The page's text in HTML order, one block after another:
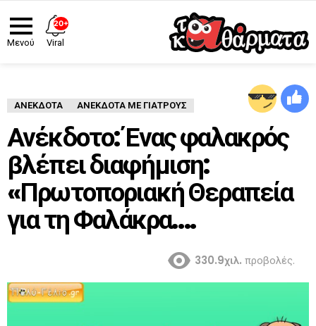
Μενού
ΑΝΈΚΔΟΤΑ ΑΝΈΚΔΟΤΑ ΜΕ ΓΙΑΤΡΟΎΣ
Ανέκδοτο: Ένας φαλακρός
βλέπει διαφήμιση:
«Πρωτοποριακή Θεραπεία
για τη Φαλάκρα….
330.9χιλ. προβολές.
20+
Viral